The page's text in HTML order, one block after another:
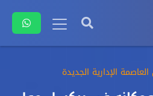
الإدارية الجديدة